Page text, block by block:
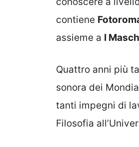
contiene
assieme a I
Quattro anni più
sonora dei
tanti impegni di
Filosofia